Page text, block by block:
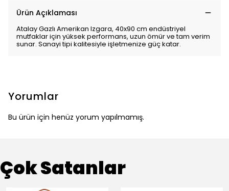
Ürün Açıklaması
Atalay Gazlı Amerikan Izgara, 40x90 cm endüstriyel
mutfaklar için yüksek performans, uzun ömür ve tam verim
sunar. Sanayi tipi kalitesiyle işletmenize güç katar.
Yorumlar
Bu ürün için henüz yorum yapılmamış.
Çok Satanlar